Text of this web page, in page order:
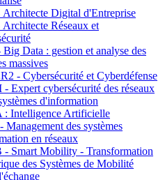
Digital d'Entreprise
Réseaux et
Data : gestion et analyse des
massives
- Cybersécurité et Cyberdéfense
- Expert cybersécurité des réseaux
d'information
Intelligence Artificielle
Management des systèmes
en réseaux
- Smart Mobility - Transformation
des Systèmes de Mobilité